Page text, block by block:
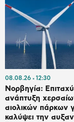
08.08.26 12:30
Νορβηγία:
ανάπτυξη
αιολικών πάρκων
καλύψει την